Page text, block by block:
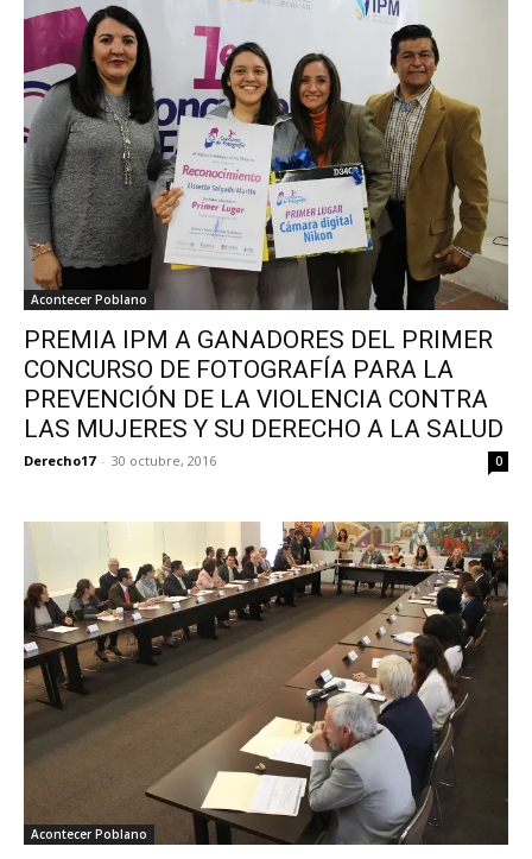
Acontecer Poblano
PREMIA IPM A GANADORES DEL PRIMER
CONCURSO DE FOTOGRAFÍA PARA LA
PREVENCIÓN DE LA VIOLENCIA CONTRA
LAS MUJERES Y SU DERECHO A LA SALUD
Derecho17 - 30 octubre, 2016 0
Acontecer Poblano